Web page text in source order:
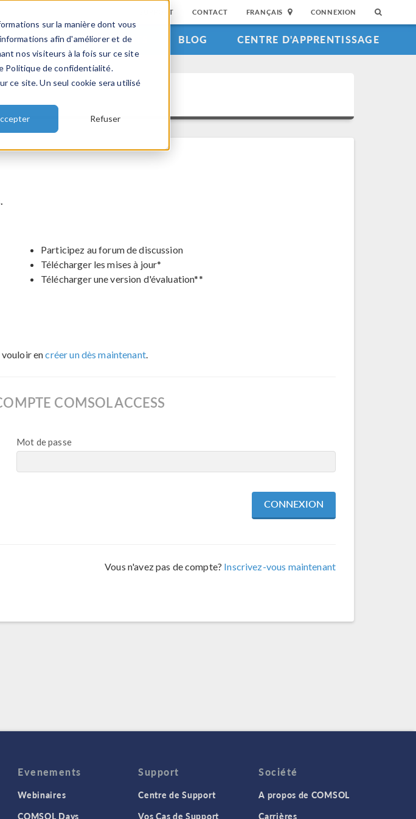
sur la manière dont vous
afin d'améliorer et de
nos visiteurs à la fois sur ce site
Politique de confidentialité.
ce site. Un seul cookie sera utilisé
Refuser
SUPPORT CONTACT FRANÇAIS CONNEXION
VIDEOS EVENEMENTS BLOG CENTRE D'APPRENTISSAGE
Participez au forum de discussion
Télécharger les mises à jour*
Télécharger une version d'évaluation**
vouloir encréer un dès maintenant.
COMSOL ACCESS
Mot de passe
Vous n'avez pas de compte? Inscrivez-vous maintenant
Evenements
Webinaires
COMSOL Days
Support
Centre de Support
Vos Cas de Support
Société
A propos de COMSOL
Carrières